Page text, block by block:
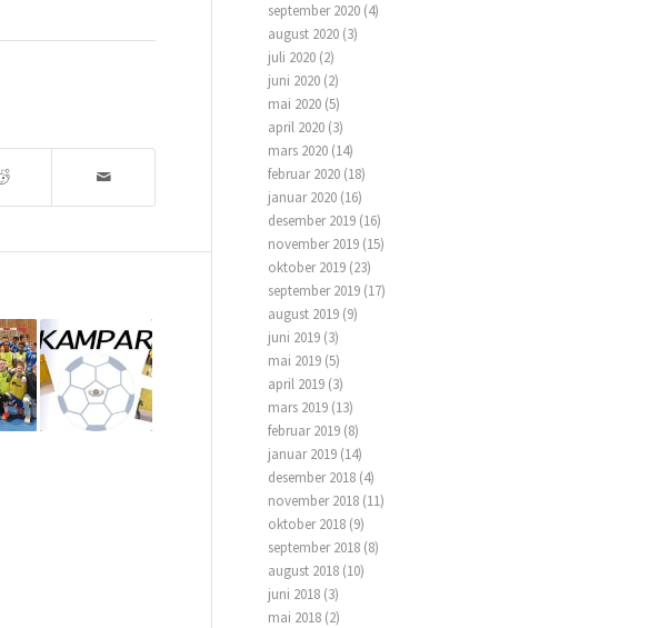
september 2020 (4)
august 2020 (3)
juli 2020 (2)
juni 2020 (2)
mai 2020 (5)
april 2020 (3)
mars 2020 (14)
februar 2020 (18)
januar 2020 (16)
desember 2019 (16)
november 2019 (15)
oktober 2019 (23)
september 2019 (17)
august 2019 (9)
juni 2019 (3)
mai 2019 (5)
april 2019 (3)
mars 2019 (13)
februar 2019 (8)
januar 2019 (14)
desember 2018 (4)
november 2018 (11)
oktober 2018 (9)
september 2018 (8)
august 2018 (10)
juni 2018 (3)
mai 2018 (2)